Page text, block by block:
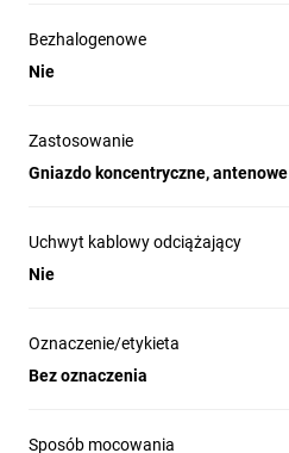
Bezhalogenowe
Nie
Zastosowanie
Gniazdo koncentryczne, antenowe
Uchwyt kablowy odciążający
Nie
Oznaczenie/etykieta
Bez oznaczenia
Sposób mocowania